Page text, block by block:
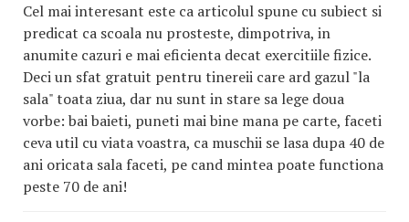
Cel mai interesant este ca articolul spune cu subiect si
predicat ca scoala nu prosteste, dimpotriva, in
anumite cazuri e mai eficienta decat exercitiile fizice.
Deci un sfat gratuit pentru tinereii care ard gazul "la
sala" toata ziua, dar nu sunt in stare sa lege doua
vorbe: bai baieti, puneti mai bine mana pe carte, faceti
ceva util cu viata voastra, ca muschii se lasa dupa 40 de
ani oricata sala faceti, pe cand mintea poate functiona
peste 70 de ani!